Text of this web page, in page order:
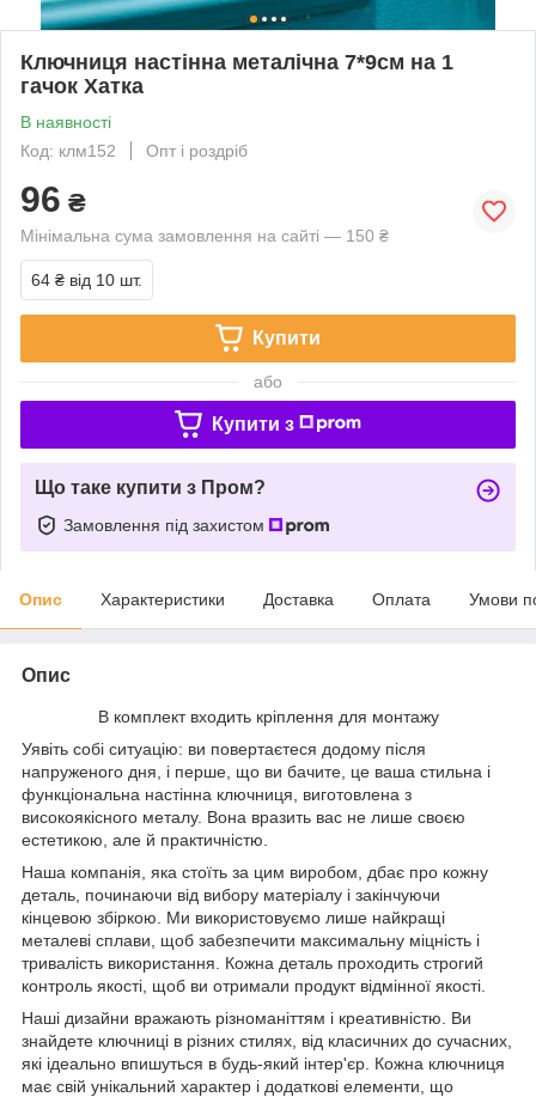
Ключниця настінна металічна 7*9см на 1
гачок Хатка
В наявності
Код: клм152
Опт і роздріб
96 ₴
Мінімальна сума замовлення на сайті — 150 ₴
64 ₴ від 10 шт.
Купити
або
Купити з
Що таке купити з Пром?
Замовлення під захистом
Опис Характеристики Доставка Оплата Умови
Опис
В комплект входить кріплення для монтажу
Уявіть собі ситуацію: ви повертаєтеся додому після
напруженого дня, і перше, що ви бачите, це ваша стильна і
функціональна настінна ключниця, виготовлена з
високоякісного металу. Вона вразить вас не лише своєю
естетикою, але й практичністю.
Наша компанія, яка стоїть за цим виробом, дбає про кожну
деталь, починаючи від вибору матеріалу і закінчуючи
кінцевою збіркою. Ми використовуємо лише найкращі
металеві сплави, щоб забезпечити максимальну міцність і
тривалість використання. Кожна деталь проходить строгий
контроль якості, щоб ви отримали продукт відмінної якості.
Наші дизайни вражають різноманіттям і креативністю. Ви
знайдете ключниці в різних стилях, від класичних до сучасних,
які ідеально впишуться в будь-який інтер'єр. Кожна ключниця
має свій унікальний характер і додаткові елементи, що